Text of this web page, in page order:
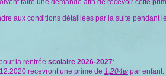
faire une demande afin de recevoir cette
aux conditions détaillées par la suite pendant
la rentrée scolaire 2026-2027:
recevront une prime de
1,204ש par enfant.